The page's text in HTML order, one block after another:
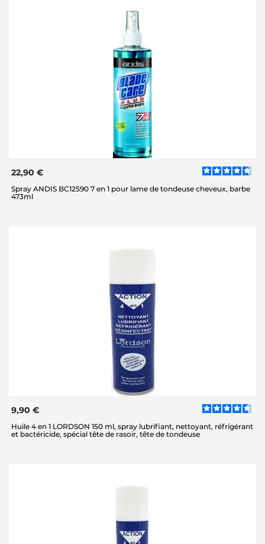
22,90 €
Spray ANDIS BC12590 7 en 1 pour lame de tondeuse cheveux, barbe
473ml
9,90 €
Huile 4 en 1 LORDSON 150 ml, spray lubrifiant, nettoyant, réfrigérant
et bactéricide, spécial tête de rasoir, tête de tondeuse